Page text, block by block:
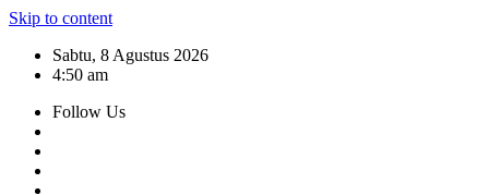
Skip to content
Sabtu, 8 Agustus 2026
4:50 am
Follow Us